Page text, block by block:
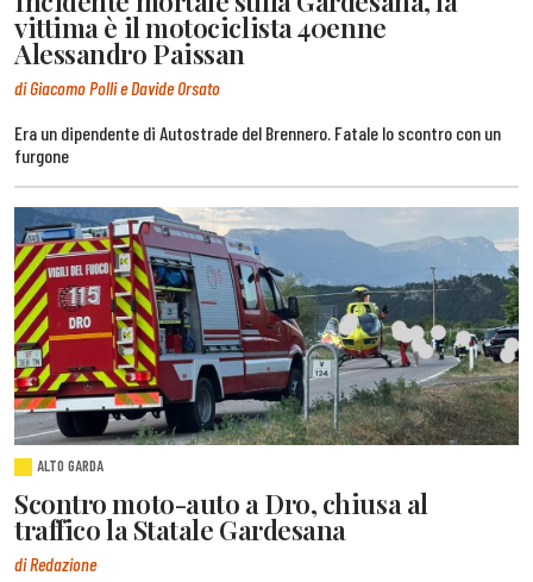
vittima è il motociclista 40enne
Alessandro Paissan
di Giacomo Polli e Davide Orsato
Era un dipendente di Autostrade del Brennero. Fatale lo scontro con un
furgone
ALTO GARDA
Scontro moto-auto a Dro, chiusa al
traffico la Statale Gardesana
di Redazione